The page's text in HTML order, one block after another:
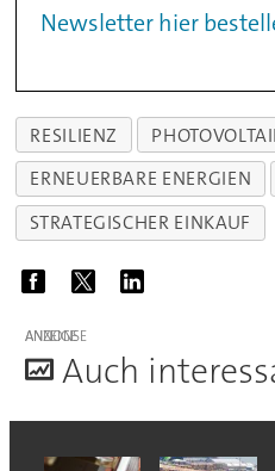
Newsletter hier
RESILIENZ
ERNEUERBARE ENERGIEN
STRATEGISCHER EINKAUF
ANZEIGE
Auch